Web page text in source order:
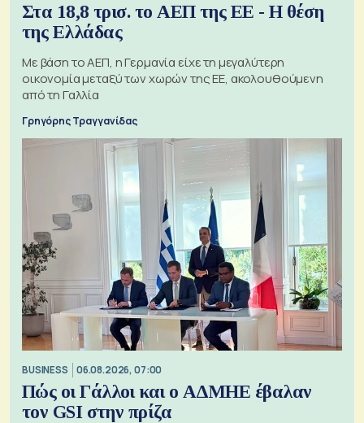
Στα 18,8 τρισ. το ΑΕΠ της ΕΕ - Η θέση
της Ελλάδας
Με βάση το ΑΕΠ, η Γερμανία είχε τη μεγαλύτερη
οικονομία μεταξύ των χωρών της ΕΕ, ακολουθούμενη
από τη Γαλλία
Γρηγόρης Τραγγανίδας
BUSINESS 06.08.2026, 07:00
Πώς οι Γάλλοι και ο ΑΔΜΗΕ έβαλαν
τον GSI στην πρίζα